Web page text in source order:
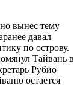
вынес тему
давал
по острову.
Тайвань в
Рубио
остается